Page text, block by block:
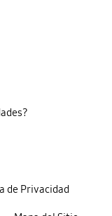
de Privacidad